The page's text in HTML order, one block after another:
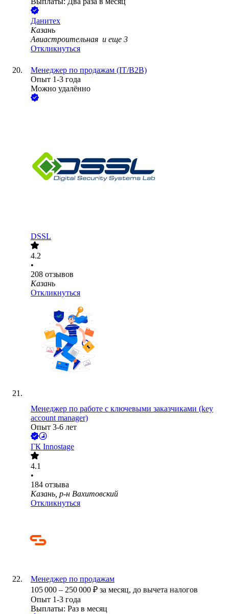
Данитех
Казань
Авиастроительная и еще 3
Откликнуться
Менеджер по продажам (IT/B2B)
Опыт 1-3 года
Можно удалённо
DSSL
4.2
•
208 отзывов
Казань
Откликнуться
Менеджер по работе с ключевыми заказчиками (key
account manager)
Опыт 3-6 лет
ГК Innostage
4.1
•
184 отзыва
Казань, р-н Вахитовский
Откликнуться
Менеджер по продажам
105 000 – 250 000 ₽ за месяц, до вычета налогов
Опыт 1-3 года
Выплаты: Раз в месяц